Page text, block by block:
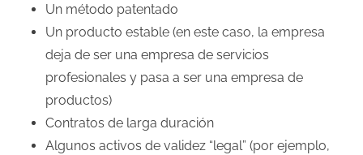
Un método patentado
Un producto estable (en este caso, la empresa
deja de ser una empresa de servicios
profesionales y pasa a ser una empresa de
productos)
Contratos de larga duración
Algunos activos de validez “legal” (por ejemplo,